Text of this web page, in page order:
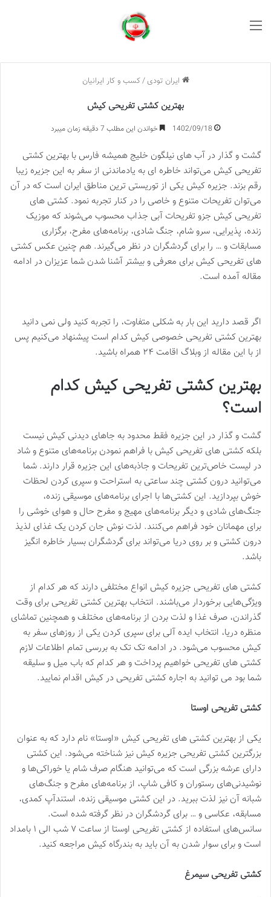
ایران تودی /کسب و کار ایرانیان
بهترین کشتی تفریحی کیش
1402/09/18 خواندن این مطلب 7 دقیقه زمان میبرد
گشت و گذار در آب های نیلگون خلیج همیشه فارس با بهترین کشتی
تفریحی کیش می‌تواند خاطره ای به یادماندنی از سفر به این جزیره زیبا
رقم بزند. جزیره کیش یکی از توریستی ترین مناطق ایران است که در آن
می‌توان تفریحات متنوع و خاصی را در کنار تجربه نمود. کشتی های
تفریحی کیش جزو تفریحات آبی جذاب محسوب می‌شوند که موزیک
زنده، پذیرایی، سرو شام، جنگ شادی، برنامه‌های مفرح، برگزاری
مسابقات و … را برای گردشگران در نظر می‌گیرند. هم چنین عکس کشتی
های تفریحی کیش برای معرفی و بیشتر آشنا شدن شما عزیزان در ادامه
مقاله آمده است.
اگر قصد دارید این بار به شکلی متفاوت، را تجربه کنید ولی نمی دانید
بهترین کشتی تفریحی خصوصی کیش کدام است پیشنهاد می‌کنیم پس
از با این مقاله از وبلاگ اقامت ۲۴ همراه باشید.
بهترین کشتی تفریحی کیش کدام
است؟
گشت و گذار در این جزیره فقط محدود به جاهای دیدنی کیش نیست
بلکه کشتی های تفریحی کیش با فراهم نمودن برنامه‌های متنوع و شاد
در لیست خاص‌ترین تفریحات و جاذبه‌های این جزیره قرار دارند. شما
می‌توانید درون کشتی چند ساعتی به استراحت و سپری کردن لحظات
خوش بپردازید. این کشتی‌ها با اجرای برنامه‌های موسیقی زنده،
جنگ‌های شادی و دیگر برنامه‌های مهیج و مفرح حال و هوای خوشی را
برای مهمانان خود فراهم می‌کنند. لذت نوش جان کردن یک غذای لذیذ
درون کشتی و بر روی دریا می‌تواند برای گردشگران بسیار خاطره انگیز
باشد.
کشتی های تفریحی جزیره کیش انواع مختلفی دارند که هر کدام از
ویژگی‌هایی برخوردار می‌باشند. انتخاب بهترین کشتی تفریحی برای وقت
گذراندن، صرف غذا و لذت بردن از برنامه‌های مختلف و همچنین تماشای
منظره دریا، انتخاب ایده آلی برای سپری کردن یکی از روزهای سفر به
کیش محسوب می‌شود. در ادامه تک تک به بررسی تمام اطلاعات لازم
کشتی های تفریحی خواهیم پرداخت و هر کدام که باب میل و سلیقه
شما بود می توانید به اجاره کشتی تفریحی در کیش اقدام نمایید.
کشتی تفریحی اوستا
یکی از بهترین کشتی های تفریحی کیش «اوستا» نام دارد که به عنوان
بزرگترین کشتی تفریحی جزیره کیش نیز شناخته می‌شود. این کشتی
دارای عرشه بزرگی است که می‌توانید هنگام صرف شام یا خوراکی‌ها و
نوشیدنی‌های رستوران و کافی شاپ، از برنامه‌های مفرح و جنگ‌های
شبانه آن نیز لذت ببرید. در این کشتی موسیقی زنده، استندآپ کمدی،
مسابقه، عکاسی و … برای گردشگران در نظر گرفته شده است.
سانس‌های استفاده از کشتی تفریحی اوستا از ساعت ۷ شب الی ۱ بامداد
است و برای سوار شدن به آن باید به بندرگاه کیش مراجعه کنید.
کشتی تفریحی سیمرغ